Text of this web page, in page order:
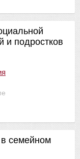
и подростков
семейном